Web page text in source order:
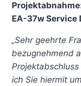
EA-37w Service
„Sehr geehrte
bezugnehmend
ich Sie hiermit